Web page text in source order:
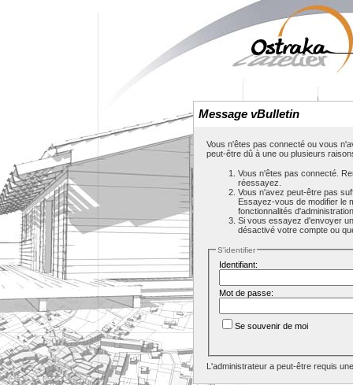
Message vBulletin
Vous n'êtes pas connecté ou vous
peut-être dû à une ou plusieurs
Vous n'êtes pas connecté.
réessayez.
Vous n'avez peut-être pas
Essayez-vous de modifier le
fonctionnalités
Si vous essayez d'envoyer
désactivé votre compte ou
S'identifier
Identifiant:
Mot de passe:
Se souvenir de moi
L'administrateur a peut-être requis